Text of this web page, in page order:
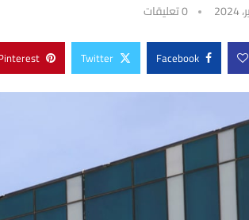
0 تعليقات
Facebook
Twitter